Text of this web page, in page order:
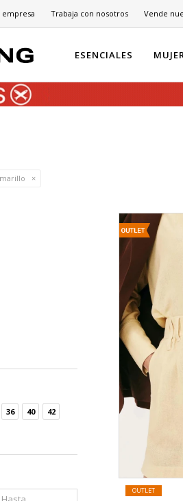
ESENCIALES
empresa Trabaja con nosotros Vende
36 40
42